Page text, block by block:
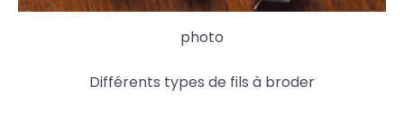
photo
Différents types de fils à broder